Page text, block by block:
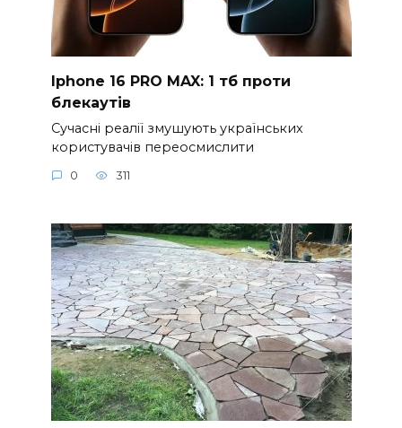
Iphone 16 PRO MAX: 1 тб проти
блекаутів
Сучасні реалії змушують українських
користувачів переосмислити
0 311